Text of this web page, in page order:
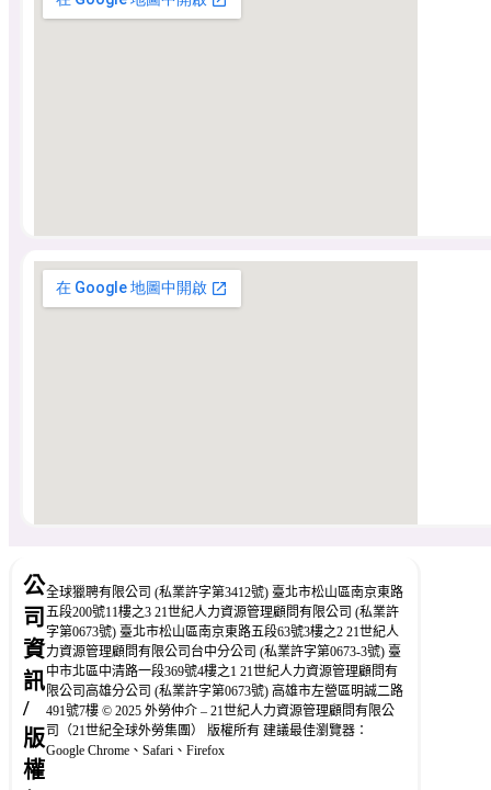
公
司
資
訊
/
版
權
全球獵聘有限公司 (私業許字第3412號) 臺北市松山區南京東路
五段200號11樓之3 21世紀人力資源管理顧問有限公司 (私業許
字第0673號) 臺北市松山區南京東路五段63號3樓之2 21世紀人
力資源管理顧問有限公司台中分公司 (私業許字第0673-3號) 臺
中市北區中清路一段369號4樓之1 21世紀人力資源管理顧問有
限公司高雄分公司 (私業許字第0673號) 高雄市左營區明誠二路
491號7樓 © 2025 外勞仲介 – 21世紀人力資源管理顧問有限公
司（21世紀全球外勞集團） 版權所有 建議最佳瀏覽器：
Google Chrome、Safari、Firefox